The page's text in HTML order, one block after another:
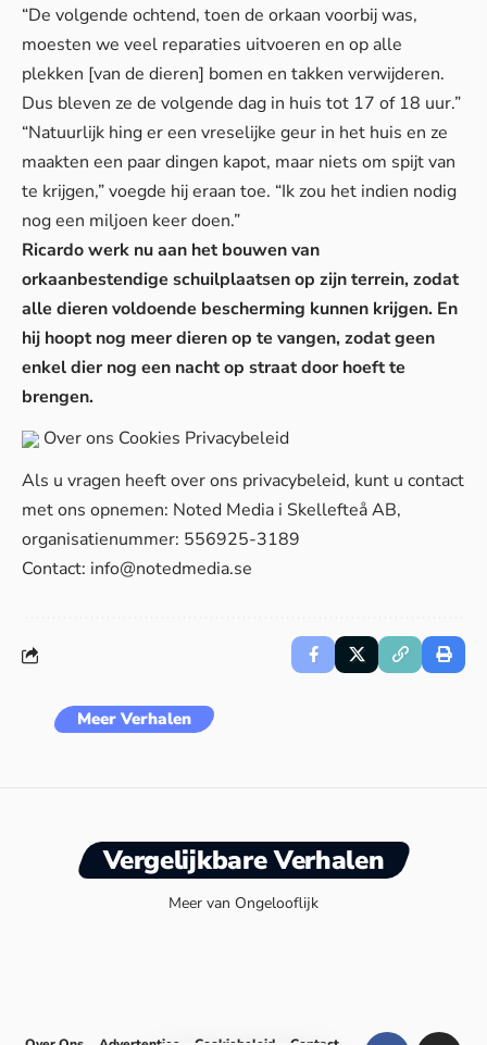
“De volgende ochtend, toen de orkaan voorbij was,
moesten we veel reparaties uitvoeren en op alle
plekken [van de dieren] bomen en takken verwijderen.
Dus bleven ze de volgende dag in huis tot 17 of 18 uur.”
“Natuurlijk hing er een vreselijke geur in het huis en ze
maakten een paar dingen kapot, maar niets om spijt van
te krijgen,” voegde hij eraan toe. “Ik zou het indien nodig
nog een miljoen keer doen.”
Ricardo werk nu aan het bouwen van
orkaanbestendige schuilplaatsen op zijn terrein, zodat
alle dieren voldoende bescherming kunnen krijgen. En
hij hoopt nog meer dieren op te vangen, zodat geen
enkel dier nog een nacht op straat door hoeft te
brengen.
Over ons Cookies Privacybeleid
Als u vragen heeft over ons privacybeleid, kunt u contact
met ons opnemen: Noted Media i Skellefteå AB,
organisatienummer: 556925-3189
Contact: info@notedmedia.se
Meer Verhalen
Vergelijkbare Verhalen
Meer van Ongelooflijk